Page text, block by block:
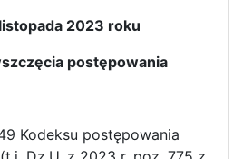
2023 roku
postępowania
Kodeksu postępowania